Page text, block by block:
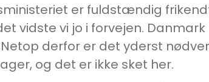
er fuldstændig
vidste vi jo i forvejen.
derfor er det yderst
og det er ikke sket her.